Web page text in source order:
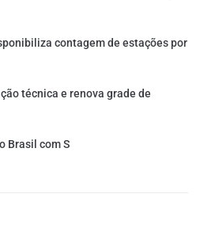
contagem de estações por
técnica e renova grade de
Brasil com S